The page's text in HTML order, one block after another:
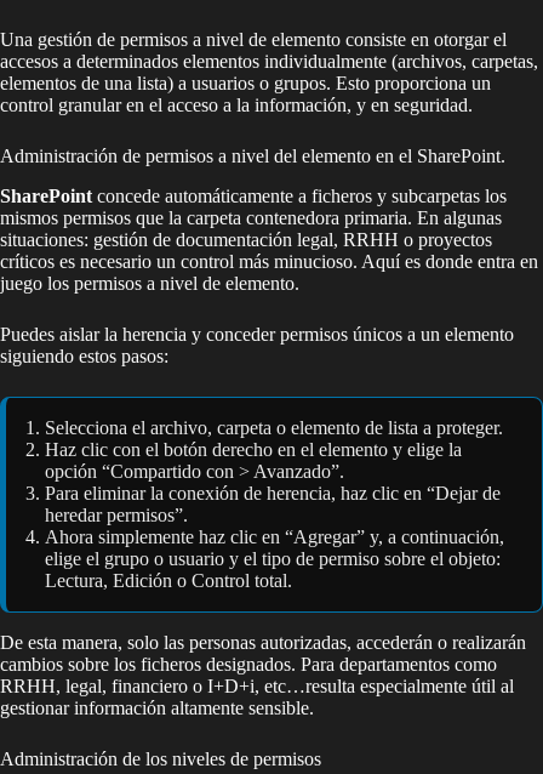
Una gestión de permisos a nivel de elemento consiste en otorgar el
accesos a determinados elementos individualmente (archivos, carpetas,
elementos de una lista) a usuarios o grupos. Esto proporciona un
control granular en el acceso a la información, y en seguridad.
Administración de permisos a nivel del elemento en el SharePoint.
SharePoint concede automáticamente a ficheros y subcarpetas los
mismos permisos que la carpeta contenedora primaria. En algunas
situaciones: gestión de documentación legal, RRHH o proyectos
críticos es necesario un control más minucioso. Aquí es donde entra en
juego los permisos a nivel de elemento.
Puedes aislar la herencia y conceder permisos únicos a un elemento
siguiendo estos pasos:
Selecciona el archivo, carpeta o elemento de lista a proteger.
Haz clic con el botón derecho en el elemento y elige la
opción “Compartido con > Avanzado”.
Para eliminar la conexión de herencia, haz clic en “Dejar de
heredar permisos”.
Ahora simplemente haz clic en “Agregar” y, a continuación,
elige el grupo o usuario y el tipo de permiso sobre el objeto:
Lectura, Edición o Control total.
De esta manera, solo las personas autorizadas, accederán o realizarán
cambios sobre los ficheros designados. Para departamentos como
RRHH, legal, financiero o I+D+i, etc…resulta especialmente útil al
gestionar información altamente sensible.
Administración de los niveles de permisos